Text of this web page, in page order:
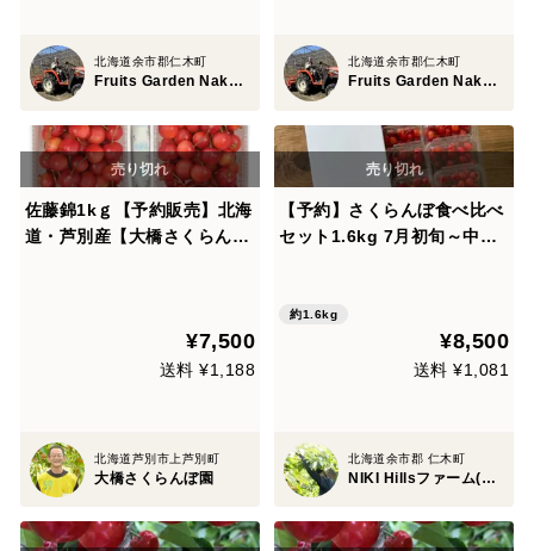
北海道余市郡仁木町
Fruits Garden Nakazawa（フルーツガーデンナカザワ）
北海道余市郡仁木町
Fruits Garden Nakazawa（フルーツガーデンナカザワ）
佐藤錦1kｇ【予約販売】北海
道・芦別産【大橋さくらんぼ
¥7,500
送料 ¥1,188
北海道芦別市上芦別町
大橋さくらんぼ園
【予約】さくらんぼ食べ比べ
セット1.6kg 7月初旬～中旬
約1.6kg
¥8,500
送料 ¥1,081
北海道余市郡 仁木町
NIKI Hillsファーム(ニキヒルズファーム)